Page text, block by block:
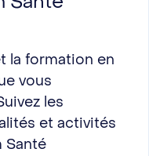
la formation en
vous
les
et activités
Santé